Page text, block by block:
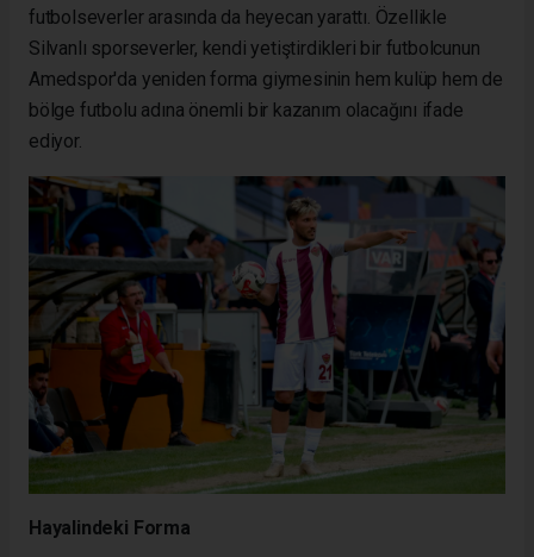
futbolseverler arasında da heyecan yarattı. Özellikle
Silvanlı sporseverler, kendi yetiştirdikleri bir futbolcunun
Amedspor'da yeniden forma giymesinin hem kulüp hem de
bölge futbolu adına önemli bir kazanım olacağını ifade
ediyor.
Hayalindeki Forma